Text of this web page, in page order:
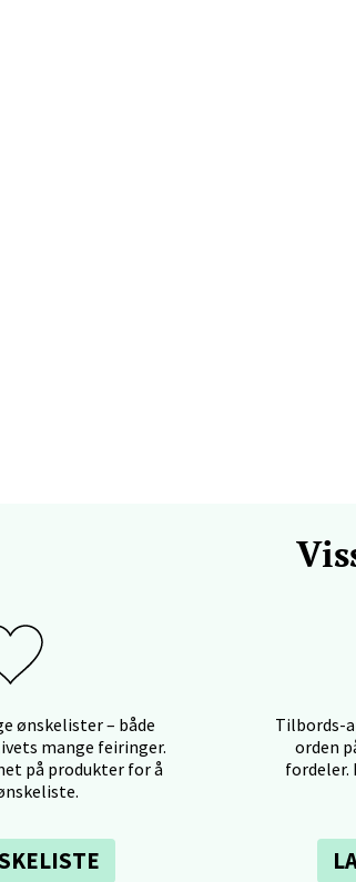
ønskelister – både
mange feiringer.
på produkter for å
Tilbords-
orden
fordeler.
Sandefjord -
Tromsø - Jekta